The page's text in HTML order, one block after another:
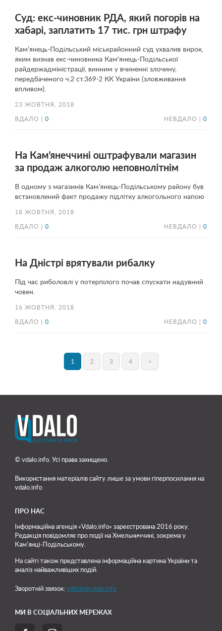
Суд: екс-чиновник РДА, який погорів на
хабарі, заплатить 17 тис. грн штрафу
Кам’янець-Подільський міськрайонний суд ухвалив вирок,
яким визнав екс-чиновника Кам'янець-Подільської
райдержадміністрації, винним у вчиненні злочину,
передбаченого ч.2 ст.369-2 КК України (зловживання
впливом).
23 ЖОВТНЯ, 2018
ВДАЛО | 0 НЕВДАЛО | 0
На Кам’янеччині оштрафували магазин
за продаж алкоголю неповнолітнім
В одному з магазинів Кам’янець-Подільському району був
встановлений факт продажу підлітку алкогольного напою
18 ЖОВТНЯ, 2018
ВДАЛО | 0 НЕВДАЛО | 0
На Дністрі врятували рибалку
Під час риболовлі у потерпілого почав спускати надувний
човен.
16 ЖОВТНЯ, 2018
ВДАЛО | 0 НЕВДАЛО | 0
1 2 3 4 >
© vdalo.info. Усі права захищено.
Використання матеріалів сайту лише за умови гіперпосилання на
vdalo.info
ПРО НАС
Інформаційна агенція «Vdalo.info» зареєстрована 2016 року.
Редакція повідомляє про події на Хмельниччині, зокрема у
Кам'янці-Подільському.
На сайті також представлена інформаційна картина України та
аналіз найважливіших подій.
Зворотній звязок: editor@vdalo.info
МИ В СОЦІАЛЬНИХ МЕРЕЖАХ